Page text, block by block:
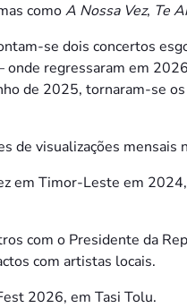
comoA Nossa Vez, Te
se dois concertos
onde regressaram em
de 2025, tornaram-se
de visualizações mensais
em Timor-Leste em
com o Presidente da
com artistas locais.
2026, em Tasi Tolu.